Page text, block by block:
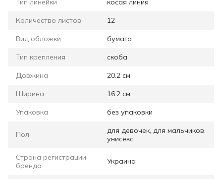
Тип линейки косая линия
Количество листов 12
Вид обложки бумага
Тип крепления скоба
Довжина 20.2 см
Ширина 16.2 см
Упаковка без упаковки
Пол
для девочек, для мальчиков,
унисекс
Страна регистрации
бренда
Украина